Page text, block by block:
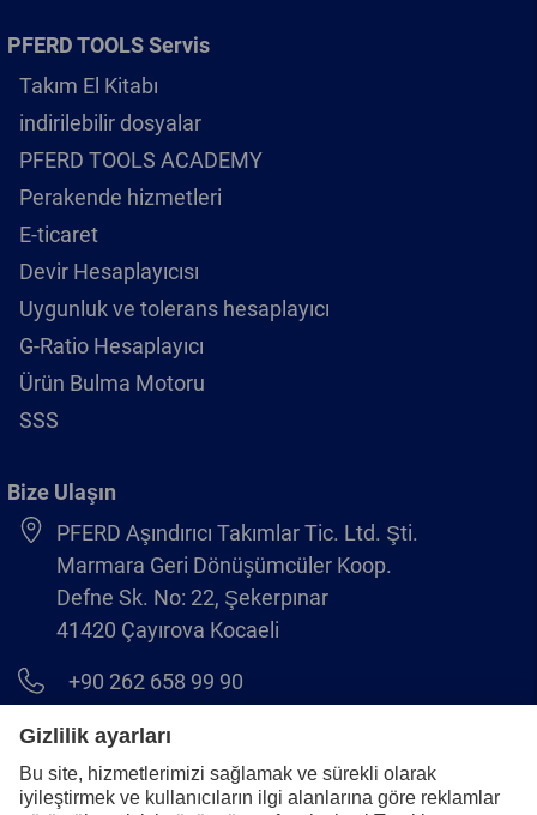
PFERD TOOLS Servis
Takım El Kitabı
indirilebilir dosyalar
PFERD TOOLS ACADEMY
Perakende hizmetleri
E-ticaret
Devir Hesaplayıcısı
Uygunluk ve tolerans hesaplayıcı
G-Ratio Hesaplayıcı
Ürün Bulma Motoru
SSS
Bize Ulaşın
PFERD Aşındırıcı Takımlar Tic. Ltd. Şti.
Marmara Geri Dönüşümcüler Koop.
Defne Sk. No: 22, Şekerpınar
41420 Çayırova Kocaeli
+90 262 658 99 90
info@pferd.com.tr
+90 262 658 00 23